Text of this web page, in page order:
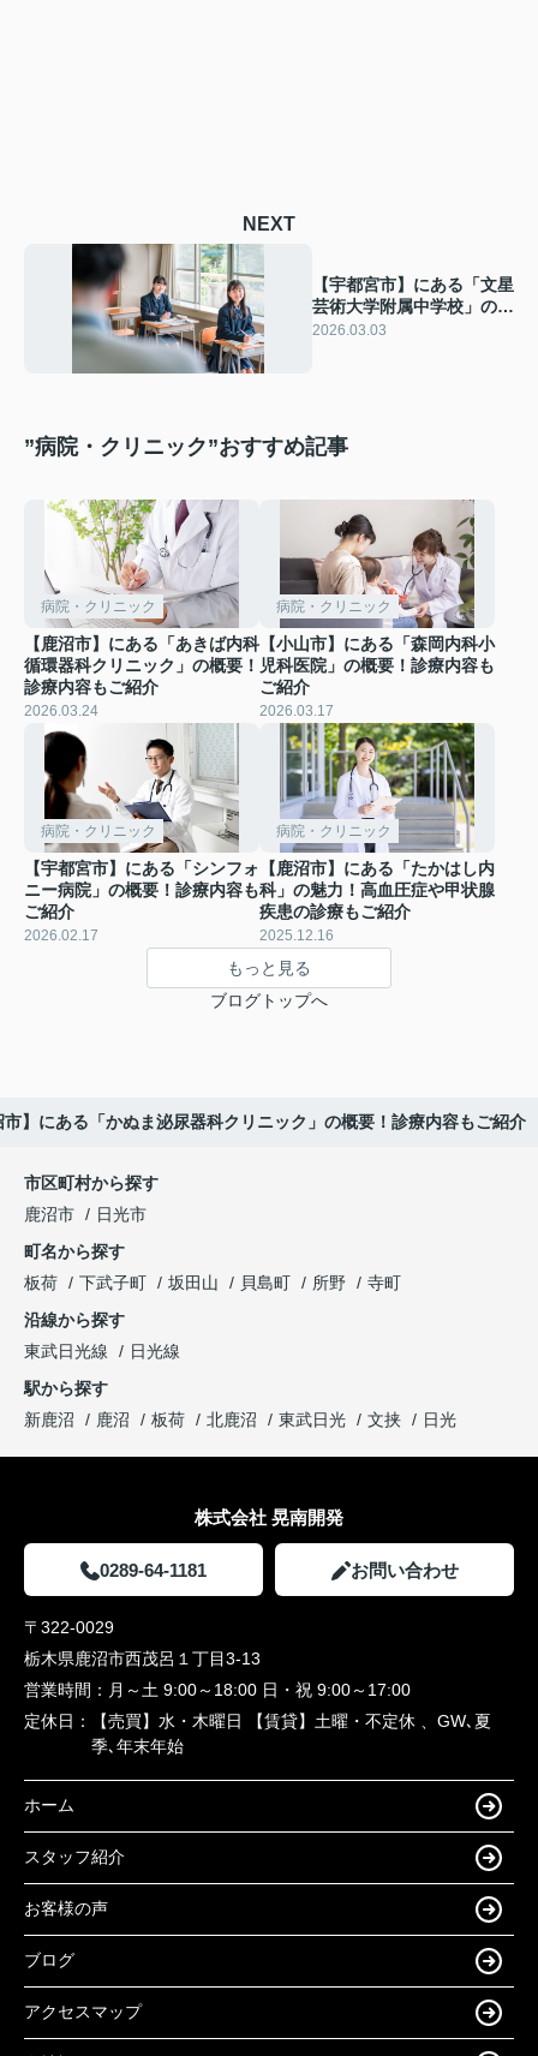
NEXT
【宇都宮市】にある「文星
芸術大学附属中学校」の概
要！特徴もご紹介
2026.03.03
”病院・クリニック”おすすめ記事
病院・クリニック
【鹿沼市】にある「あきば内科
循環器科クリニック」の概要！
診療内容もご紹介
2026.03.24
病院・クリニック
【小山市】にある「森岡内科小
児科医院」の概要！診療内容も
ご紹介
2026.03.17
病院・クリニック
【宇都宮市】にある「シンフォ
ニー病院」の概要！診療内容も
ご紹介
2026.02.17
病院・クリニック
【鹿沼市】にある「たかはし内
科」の魅力！高血圧症や甲状腺
疾患の診療もご紹介
2025.12.16
もっと見る
ブログトップへ
市】にある「かぬま泌尿器科クリニック」の概要！診療内容もご紹介
市区町村から探す
鹿沼市
日光市
町名から探す
板荷
下武子町 坂田山 貝島町 所野
寺町
沿線から探す
東武日光線
日光線
駅から探す
新鹿沼
鹿沼 板荷 北鹿沼 東武日光 文挟 日光
株式会社 晃南開発
0289-64-1181 お問い合わせ
〒322-0029
栃木県鹿沼市西茂呂１丁目3-13
営業時間： 月～土 9:00～18:00 日・祝 9:00～17:00
定休日：
【売買】水・木曜日 【賃貸】土曜・不定休 、GW､夏
季､年末年始
ホーム
スタッフ紹介
お客様の声
ブログ
アクセスマップ